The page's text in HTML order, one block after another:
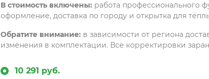
В стоимость включены: работа профессионального
оформление, доставка по городу и открытка для
Обратите внимание: в зависимости от региона
изменения в комплектации. Все корректировки
10 291 руб.